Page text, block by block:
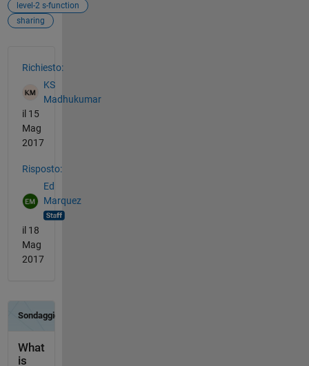
level-2 s-function
sharing
Richiesto:
KS
Madhukumar
il 15
Mag
2017
Risposto:
Ed
Marquez
il 18
Mag
2017